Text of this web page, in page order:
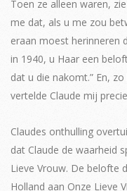
Toen ze alleen waren,
me dat, als u me zou
eraan moest herinneren
in 1940, u Haar een
dat u die nakomt.” En,
vertelde Claude mij
Claudes onthulling
dat Claude de waarheid
Lieve Vrouw. De belofte
Holland aan Onze Lieve